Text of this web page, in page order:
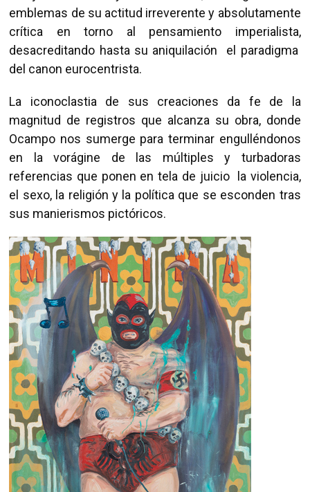
emblemas de su actitud irreverente y absolutamente
crítica en torno al pensamiento imperialista,
desacreditando hasta su aniquilación el paradigma
del canon eurocentrista.
La iconoclastia de sus creaciones da fe de la
magnitud de registros que alcanza su obra, donde
Ocampo nos sumerge para terminar engulléndonos
en la vorágine de las múltiples y turbadoras
referencias que ponen en tela de juicio la violencia,
el sexo, la religión y la política que se esconden tras
sus manierismos pictóricos.